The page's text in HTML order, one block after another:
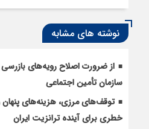
نوشته های مشابه
از ضرورت اصلاح رویه‌های بازرسی
سازمان تأمین اجتماعی
توقف‌های مرزی، هزینه‌های
خطری برای آینده ترانزیت ایران